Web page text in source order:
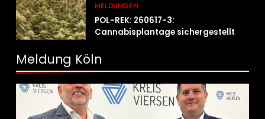
MELDUNGEN
POL-REK: 260617-3:
Cannabisplantage sichergestellt
Meldung Köln